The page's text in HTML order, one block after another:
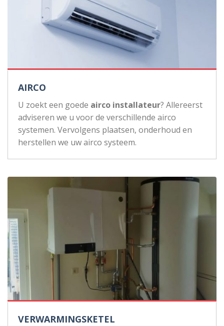
AIRCO
U zoekt een goede airco installateur? Allereerst
adviseren we u voor de verschillende airco
systemen. Vervolgens plaatsen, onderhoud en
herstellen we uw airco systeem.
VERWARMINGSKETEL